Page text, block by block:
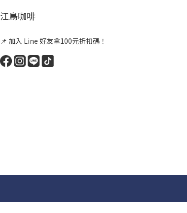
江鳥咖啡
📌 加入 Line 好友拿100元折扣碼！